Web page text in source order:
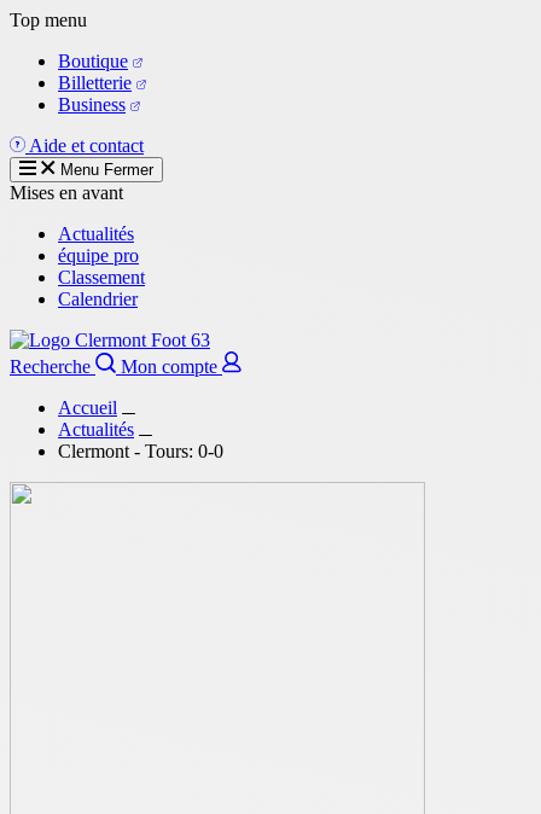
Aller
contenu
principal
Top menu
Boutique
Billetterie
Business
Aide et contact
Menu Fermer
Mises en avant
Actualités
équipe pro
Classement
Calendrier
Recherche
Mon compte
Accueil
Actualités
Clermont - Tours: 0-0